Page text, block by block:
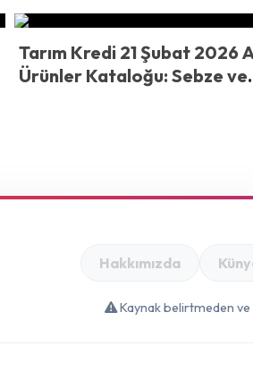
TL’lik Tencere Seti Dikkat
Tarım Kredi 21 Şubat 2026
Ürünler Kataloğu: Sebze ve
Hakkımızda
Kaynak belirtmeden ve